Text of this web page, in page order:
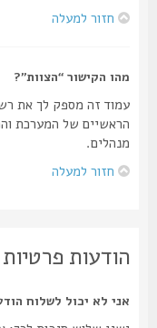
חזור למעלה
מהו הקישור “הצוות”?
עמוד זה מספק לך את
הראשיים של המערכת
מנהלים.
חזור למעלה
הודעות פרטיות
אני לא יכול לשלוח הודעות